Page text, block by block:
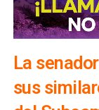
La
sus